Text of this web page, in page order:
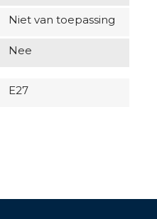
Niet van toepassing
Nee
E27